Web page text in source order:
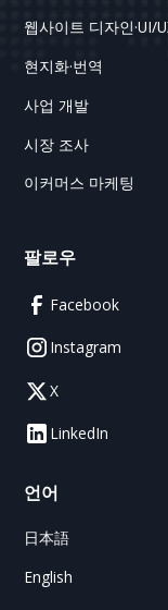
웹사이트 디자인·UI/
현지화·번역
사업 개발
시장 조사
이커머스 마케팅
팔로우
Facebook
Instagram
X
LinkedIn
언어
日本語
English